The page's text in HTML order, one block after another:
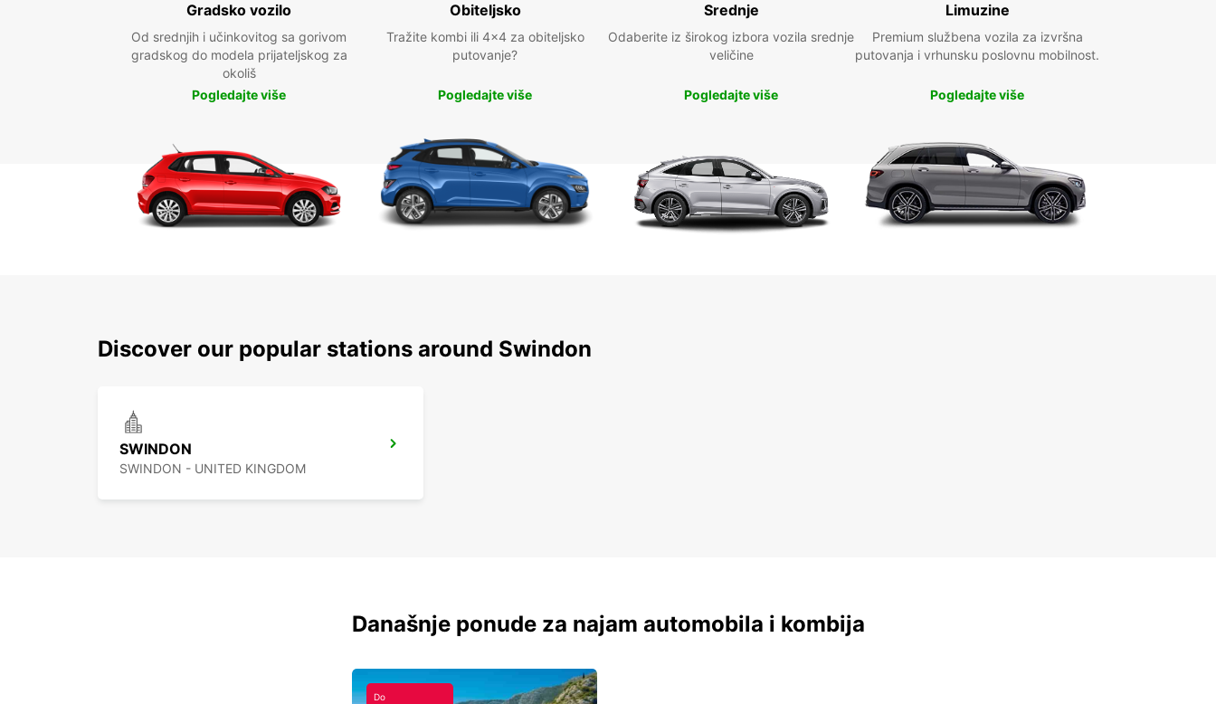
Gradsko vozilo
Od srednjih i učinkovitog sa gorivom
gradskog do modela prijateljskog za
okoliš
Pogledajte više
Obiteljsko
Tražite kombi ili 4x4 za obiteljsko
putovanje?
Pogledajte više
Srednje
Odaberite iz širokog izbora vozila srednje
veličine
Pogledajte više
Limuzine
Premium službena vozila za izvršna
putovanja i vrhunsku poslovnu mobilnost.
Pogledajte više
Discover our popular stations around Swindon
SWINDON
SWINDON - UNITED KINGDOM
Današnje ponude za najam automobila i kombija
Do